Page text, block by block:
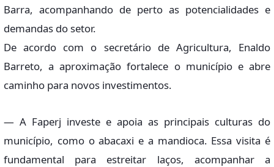
Barra, acompanhando de perto as potencialidades e
demandas do setor.
De acordo com o secretário de Agricultura, Enaldo
Barreto, a aproximação fortalece o município e abre
caminho para novos investimentos.
— A Faperj investe e apoia as principais culturas do
município, como o abacaxi e a mandioca. Essa visita é
fundamental para estreitar laços, acompanhar a